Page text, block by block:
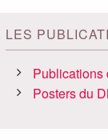
LES
Publications
Posters du